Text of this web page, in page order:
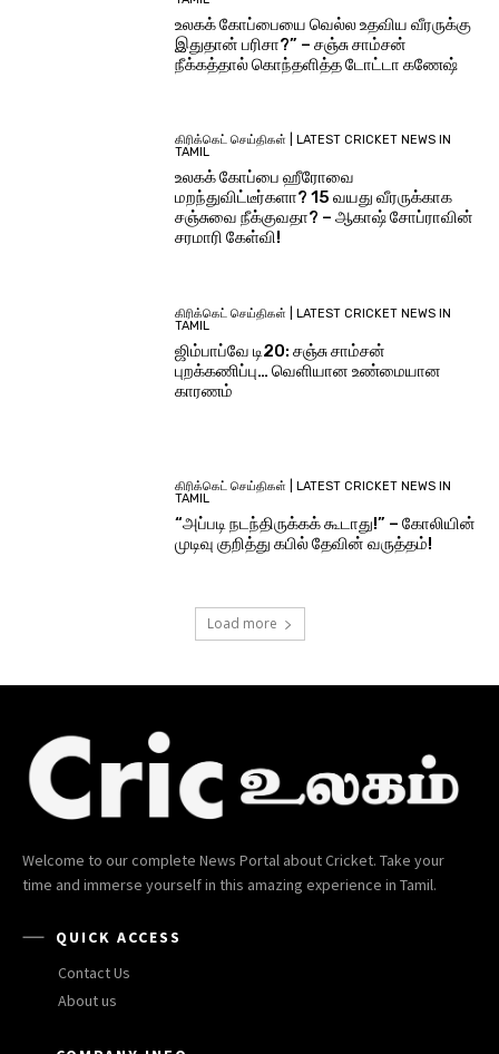
உலகக் கோப்பையை வெல்ல உதவிய வீரருக்கு
இதுதான் பரிசா?” – சஞ்சு சாம்சன்
நீக்கத்தால் கொந்தளித்த டோட்டா கணேஷ்
கிரிக்கெட் செய்திகள் | LATEST CRICKET NEWS IN
TAMIL
உலகக் கோப்பை ஹீரோவை
மறந்துவிட்டீர்களா? 15 வயது வீரருக்காக
சஞ்சுவை நீக்குவதா? – ஆகாஷ் சோப்ராவின்
சரமாரி கேள்வி!
கிரிக்கெட் செய்திகள் | LATEST CRICKET NEWS IN
TAMIL
ஜிம்பாப்வே டி20: சஞ்சு சாம்சன்
புறக்கணிப்பு… வெளியான உண்மையான
காரணம்
கிரிக்கெட் செய்திகள் | LATEST CRICKET NEWS IN
TAMIL
“அப்படி நடந்திருக்கக் கூடாது!” – கோலியின்
முடிவு குறித்து கபில் தேவின் வருத்தம்!
Load more
Welcome to our complete News Portal about Cricket. Take your
time and immerse yourself in this amazing experience in Tamil.
QUICK ACCESS
Contact Us
About us